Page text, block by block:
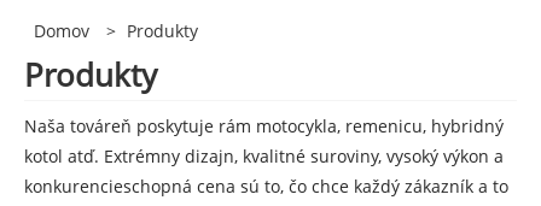
Domov > Produkty
Produkty
Naša továreň poskytuje rám motocykla, remenicu, hybridný
kotol atď. Extrémny dizajn, kvalitné suroviny, vysoký výkon a
konkurencieschopná cena sú to, čo chce každý zákazník a to